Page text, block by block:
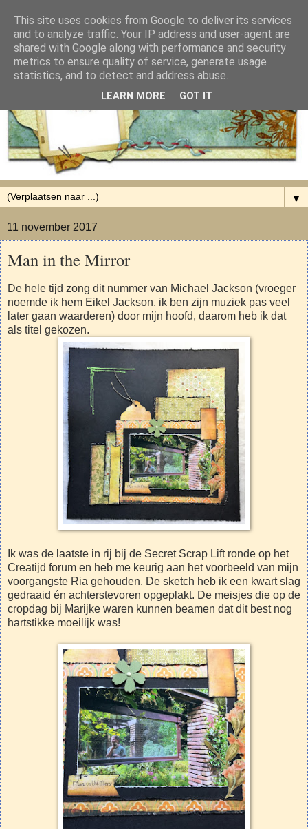
▼
11 november 2017
Man in the Mirror
De hele tijd zong dit nummer van Michael Jackson (vroeger
noemde ik hem Eikel Jackson, ik ben zijn muziek pas veel
later gaan waarderen) door mijn hoofd, daarom heb ik dat
als titel gekozen.
Ik was de laatste in rij bij de Secret Scrap Lift ronde op het
Creatijd forum en heb me keurig aan het voorbeeld van mijn
voorgangste Ria gehouden. De sketch heb ik een kwart slag
gedraaid én achterstevoren opgeplakt. De meisjes die op de
cropdag bij Marijke waren kunnen beamen dat dit best nog
hartstikke moeilijk was!
This site uses cookies from Google to deliver its services
and to analyze traffic. Your IP address and user-agent are
shared with Google along with performance and security
metrics to ensure quality of service, generate usage
statistics, and to detect and address abuse.
LEARN MORE GOT IT